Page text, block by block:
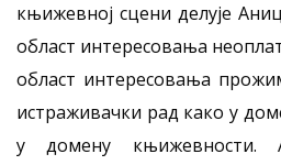
књижевној сцени делује
област интересовања
област интересовања
истраживачки рад како у
у домену књижевности.